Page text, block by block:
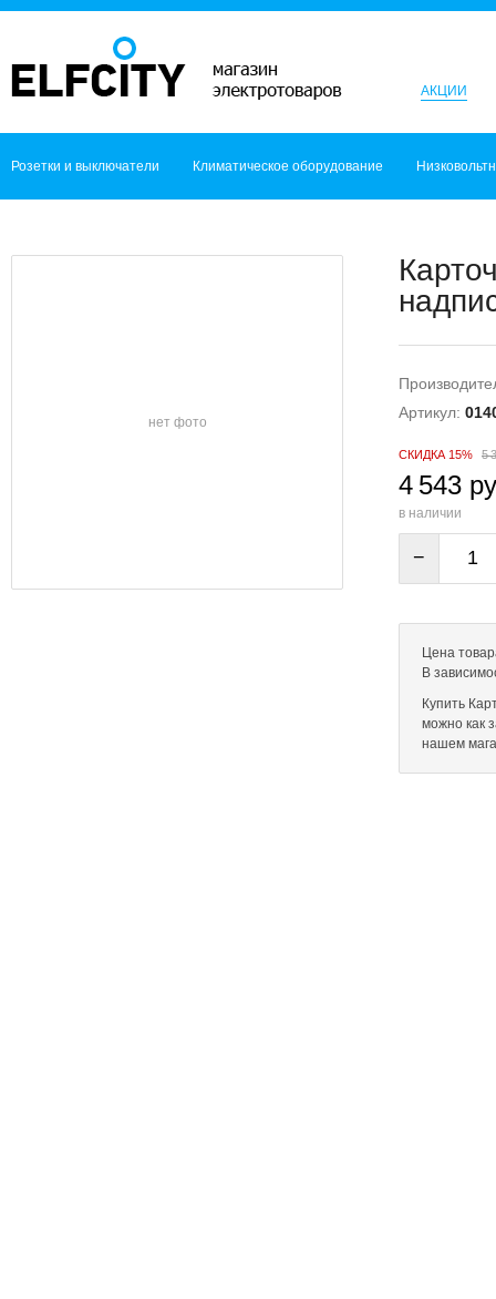
АКЦИИ
Розетки и выключатели Климатическое оборудование
нет фото
Артикул:
СКИДКА 15% 5
4 543
в наличии
−
Цена
В
Купить
можно как
нашем